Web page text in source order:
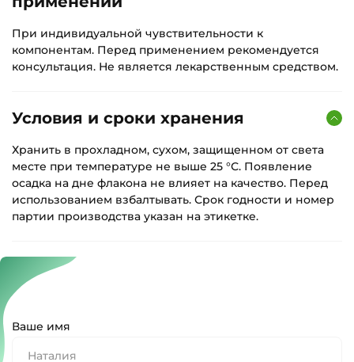
При индивидуальной чувствительности к
компонентам. Перед применением рекомендуется
консультация. Не является лекарственным средством.
Условия и сроки хранения
Хранить в прохладном, сухом, защищенном от света
месте при температуре не выше 25 °С. Появление
осадка на дне флакона не влияет на качество. Перед
использованием взбалтывать. Срок годности и номер
партии производства указан на этикетке.
Ваше имя